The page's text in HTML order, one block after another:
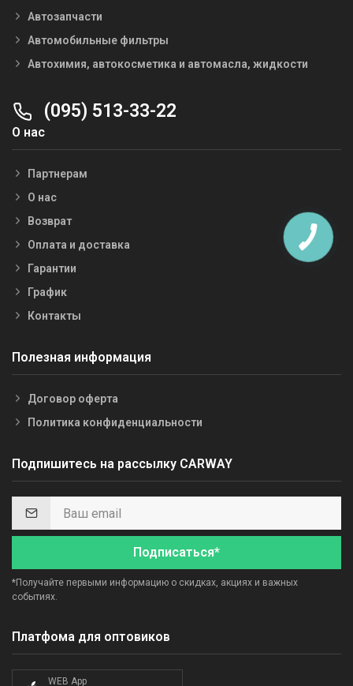
Автозапчасти
Автомобильные фильтры
Автохимия, автокосметика и автомасла, жидкости
(095) 513-33-22
О нас
Партнерам
О нас
Возврат
Оплата и доставка
Гарантии
График
Контакты
Полезная информация
Договор оферта
Политика конфиденциальности
Подпишитесь на рассылку CARWAY
Подписаться*
*Получайте первыми информацию о скидках, акциях и важных
событиях.
Платфома для оптовиков
WEB App